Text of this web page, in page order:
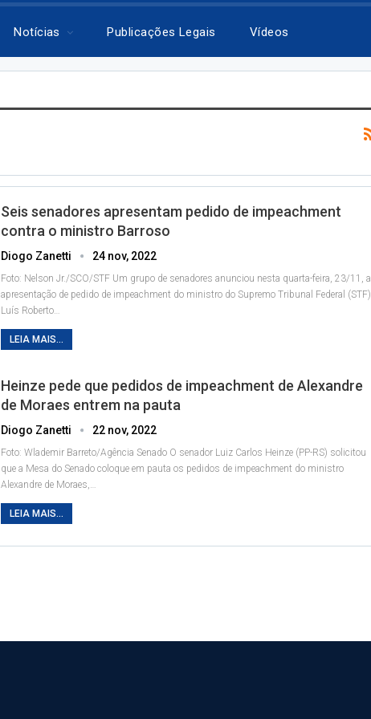
Notícias Publicações Legais Vídeos
Seis senadores apresentam pedido de impeachment
contra o ministro Barroso
Diogo Zanetti 24 nov, 2022
Foto: Nelson Jr./SCO/STF Um grupo de senadores anunciou nesta quarta-feira, 23/11, a
apresentação de pedido de impeachment do ministro do Supremo Tribunal Federal (STF)
Luís Roberto
LEIA MAIS...
Heinze pede que pedidos de impeachment de Alexandre
de Moraes entrem na pauta
Diogo Zanetti 22 nov, 2022
Foto: Wlademir Barreto/Agência Senado O senador Luiz Carlos Heinze (PP-RS) solicitou
que a Mesa do Senado coloque em pauta os pedidos de impeachment do ministro
Alexandre de Moraes,
LEIA MAIS...